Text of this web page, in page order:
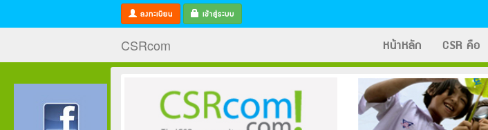
ลงทะเบียน เข้าสู่ระบบ
CSRcom หน้าหลัก CSR คือ